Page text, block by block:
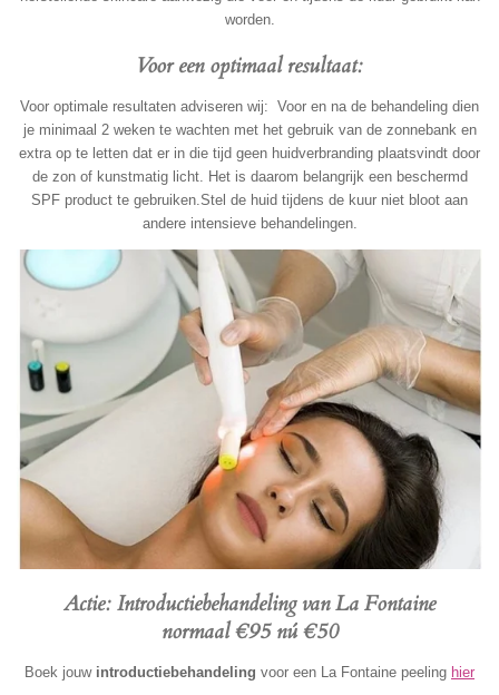
worden.
Voor een optimaal resultaat:
Voor optimale resultaten adviseren wij: Voor en na de behandeling dien
je minimaal 2 weken te wachten met het gebruik van de zonnebank en
extra op te letten dat er in die tijd geen huidverbranding plaatsvindt door
de zon of kunstmatig licht. Het is daarom belangrijk een beschermd
SPF product te gebruiken.Stel de huid tijdens de kuur niet bloot aan
andere intensieve behandelingen.
Actie: Introductiebehandeling van La Fontaine
normaal €95 nú€50
Boek jouw introductiebehandeling voor een La Fontaine peeling hier